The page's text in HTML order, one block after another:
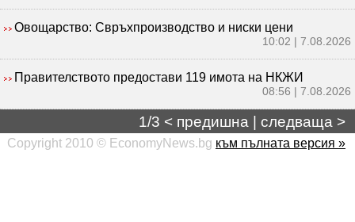
Овощарство: Свръхпроизводство и ниски цени
10:02 | 7.08.2026
Правителството предостави 119 имота на НКЖИ
08:56 | 7.08.2026
1/3 < предишна | следваща >
Copyright 2010 © EconomyNews.bg към пълната версия »